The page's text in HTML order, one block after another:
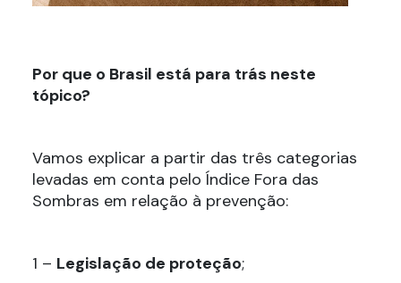
Por que o Brasil está para trás neste
tópico?
Vamos explicar a partir das três categorias
levadas em conta pelo Índice Fora das
Sombras em relação à prevenção:
1 – Legislação de proteção;